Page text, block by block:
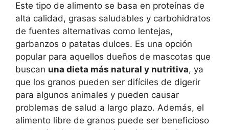
Este tipo de alimento se basa en proteínas de
alta calidad, grasas saludables y carbohidratos
de fuentes alternativas como lentejas,
garbanzos o patatas dulces. Es una opción
popular para aquellos dueños de mascotas que
buscan una dieta más natural y nutritiva, ya
que los granos pueden ser difíciles de digerir
para algunos animales y pueden causar
problemas de salud a largo plazo. Además, el
alimento libre de granos puede ser beneficioso